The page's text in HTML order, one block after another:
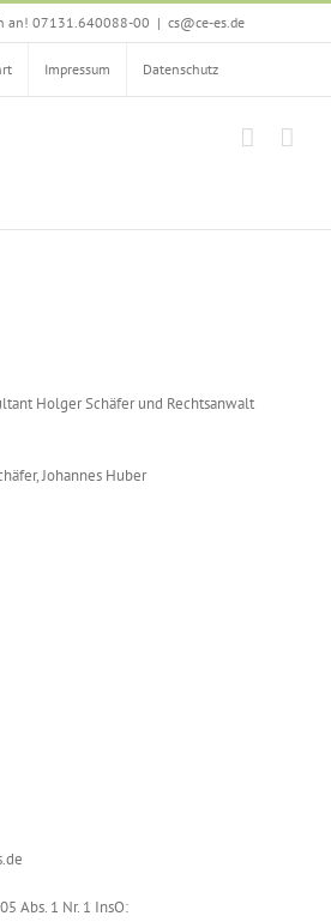
an! 07131.640088-00 | cs@ce-es.de
Impressum Datenschutz
Holger Schäfer und Rechtsanwalt
Johannes Huber
Abs. 1 Nr. 1 InsO: